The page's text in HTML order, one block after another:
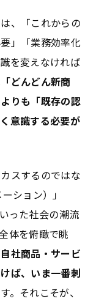
、「これからの
」「業務効率化
を変えなければ
どんどん新商
りも「既存の認
意識する必要が
スするのではな
ション）」
った社会の潮流
体を俯瞰で眺
自社商品・サービ
ば、いま一番刺
。それこそが、